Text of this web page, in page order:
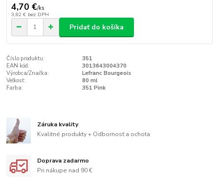
4,70 €/ks
3,82 € bez DPH
Pridať do košíka
Číslo produktu:
351
EAN kód:
3013643004370
Výrobca/Značka:
Lefranc Bourgeois
Veľkosť:
80 ml
Farba:
351 Pink
Záruka kvality
Kvalitné produkty + Odbornosť a ochota
Doprava zadarmo
Pri nákupe nad 90 €